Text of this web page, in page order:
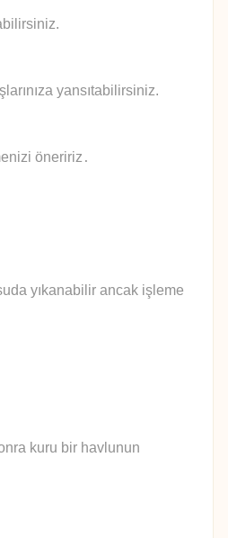
yansıtabilirsiniz.
öneririz .
yıkanabilir ancak işleme
kuru bir havlunun